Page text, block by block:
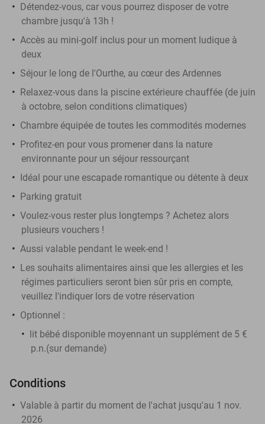
Détendez-vous, car vous pourrez disposer de votre
chambre jusqu'à 13h !
Accès au mini-golf inclus pour un moment ludique à
deux
Séjour le long de l'Ourthe, au cœur des Ardennes
Relaxez-vous dans la piscine extérieure chauffée (de juin
à octobre, selon conditions climatiques)
Chambre équipée de toutes les commodités modernes
Profitez-en pour vous promener dans la nature
environnante pour un séjour ressourçant
Idéal pour une escapade romantique ou détente à deux
Parking gratuit
Voulez-vous rester plus longtemps ? Achetez alors
plusieurs vouchers !
Aussi valable pendant le week-end !
Les souhaits alimentaires ainsi que les allergies et les
régimes particuliers seront bien sûr pris en compte,
veuillez l'indiquer lors de votre réservation
Optionnel :
lit bébé disponible moyennant un supplément de 5 €
p.n.(sur demande)
Conditions
Valable à partir du moment de l'achat jusqu'au 1 nov.
2026